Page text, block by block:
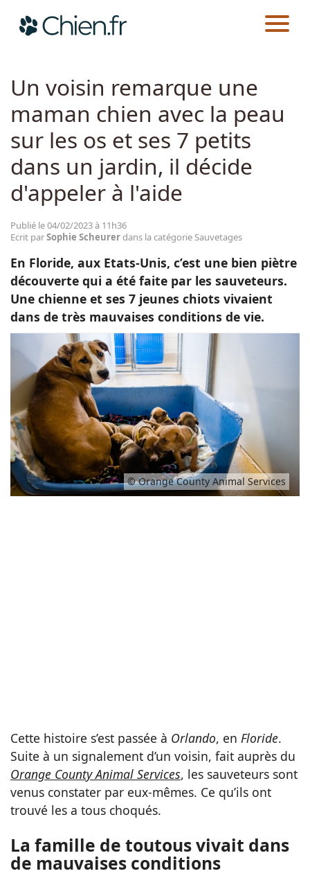
Races
Guides
CHIEN.FR ACTUALITÉS
Un voisin remarque une
maman chien avec la peau
sur les os et ses 7 petits
dans un jardin, il décide
d'appeler à l'aide
Publié le 04/02/2023 à 11h36
Ecrit parSophie Scheurerdans la catégorie Sauvetages
En Floride, aux Etats-Unis, c’est une bien piètre
découverte qui a été faite par les sauveteurs.
Une chienne et ses 7 jeunes chiots vivaient
dans de très mauvaises conditions de vie.
© Orange County Animal Services
Cette histoire s’est passée à Orlando, en Floride.
Suite à un signalement d’un voisin, fait auprès du
Orange County Animal Services, les sauveteurs sont
venus constater par eux-mêmes. Ce qu’ils ont
trouvé les a tous choqués.
La famille de toutous vivait dans
de mauvaises conditions